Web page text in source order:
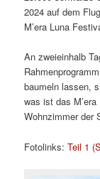
2024 auf dem
M’era Luna
An zweieinhalb
baumeln lassen,
was ist das
Wohnzimmer der
Fotolinks:Teil 1